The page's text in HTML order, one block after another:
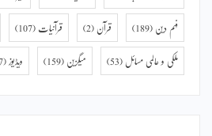
فہم دین (189) قرآن (2) قرآنیات (107)
ملکی و عالمی مسائل (53) میگزین (159) ویڈیوز (27)